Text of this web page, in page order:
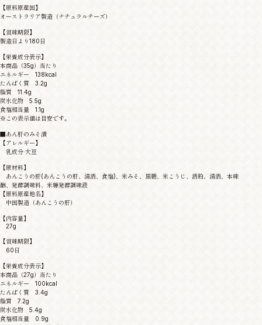
【原料原産国】
オーストラリア製造（ナチュラルチーズ）
【賞味期限】
製造日より180日
【栄養成分表示】
本商品（35g）当たり
エネルギー 138kcal
たんぱく質 3.2g
脂質 11.4g
炭水化物 5.5g
食塩相当量 1.1g
※この表示値は目安です。
■あん肝のみそ漬
【アレルギー】
乳成分·大豆
【原材料】
あんこうの肝(あんこうの肝、清酒、食塩)、米みそ、黒糖、米こうじ、酒粕、清酒、本味
醂、発酵調味料、米糠発酵調味液
【原料原産地名】
中国製造（あんこうの肝）
【内容量】
27g
【賞味期限】
60日
【栄養成分表示】
本商品（27g）当たり
エネルギー 100kcal
たんぱく質 3.4g
脂質 7.2g
炭水化物 5.4g
食塩相当量 0.9g